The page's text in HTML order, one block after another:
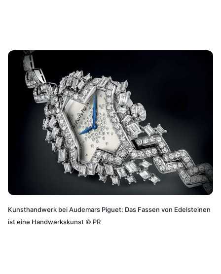
Kunsthandwerk bei Audemars Piguet: Das Fassen von Edelsteinen
ist eine Handwerkskunst © PR